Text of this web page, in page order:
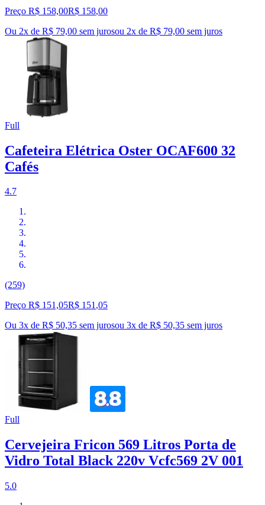
Preço R$ 158,00R$ 158,00
Ou 2x de R$ 79,00 sem jurosou 2x de R$ 79,00 sem juros
Full
Cafeteira Elétrica Oster OCAF600 32
Cafés
4.7
(259)
Preço R$ 151,05R$ 151,05
Ou 3x de R$ 50,35 sem jurosou 3x de R$ 50,35 sem juros
Full
Cervejeira Fricon 569 Litros Porta de
Vidro Total Black 220v Vcfc569 2V 001
5.0